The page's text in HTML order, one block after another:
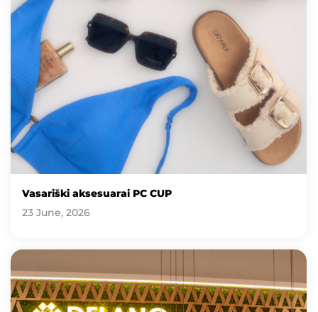
Vasariški aksesuarai PC CUP
23 June, 2026